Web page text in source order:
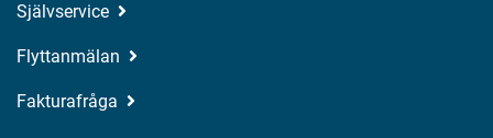
Självservice
Flyttanmälan
Fakturafråga